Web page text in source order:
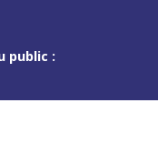
public :